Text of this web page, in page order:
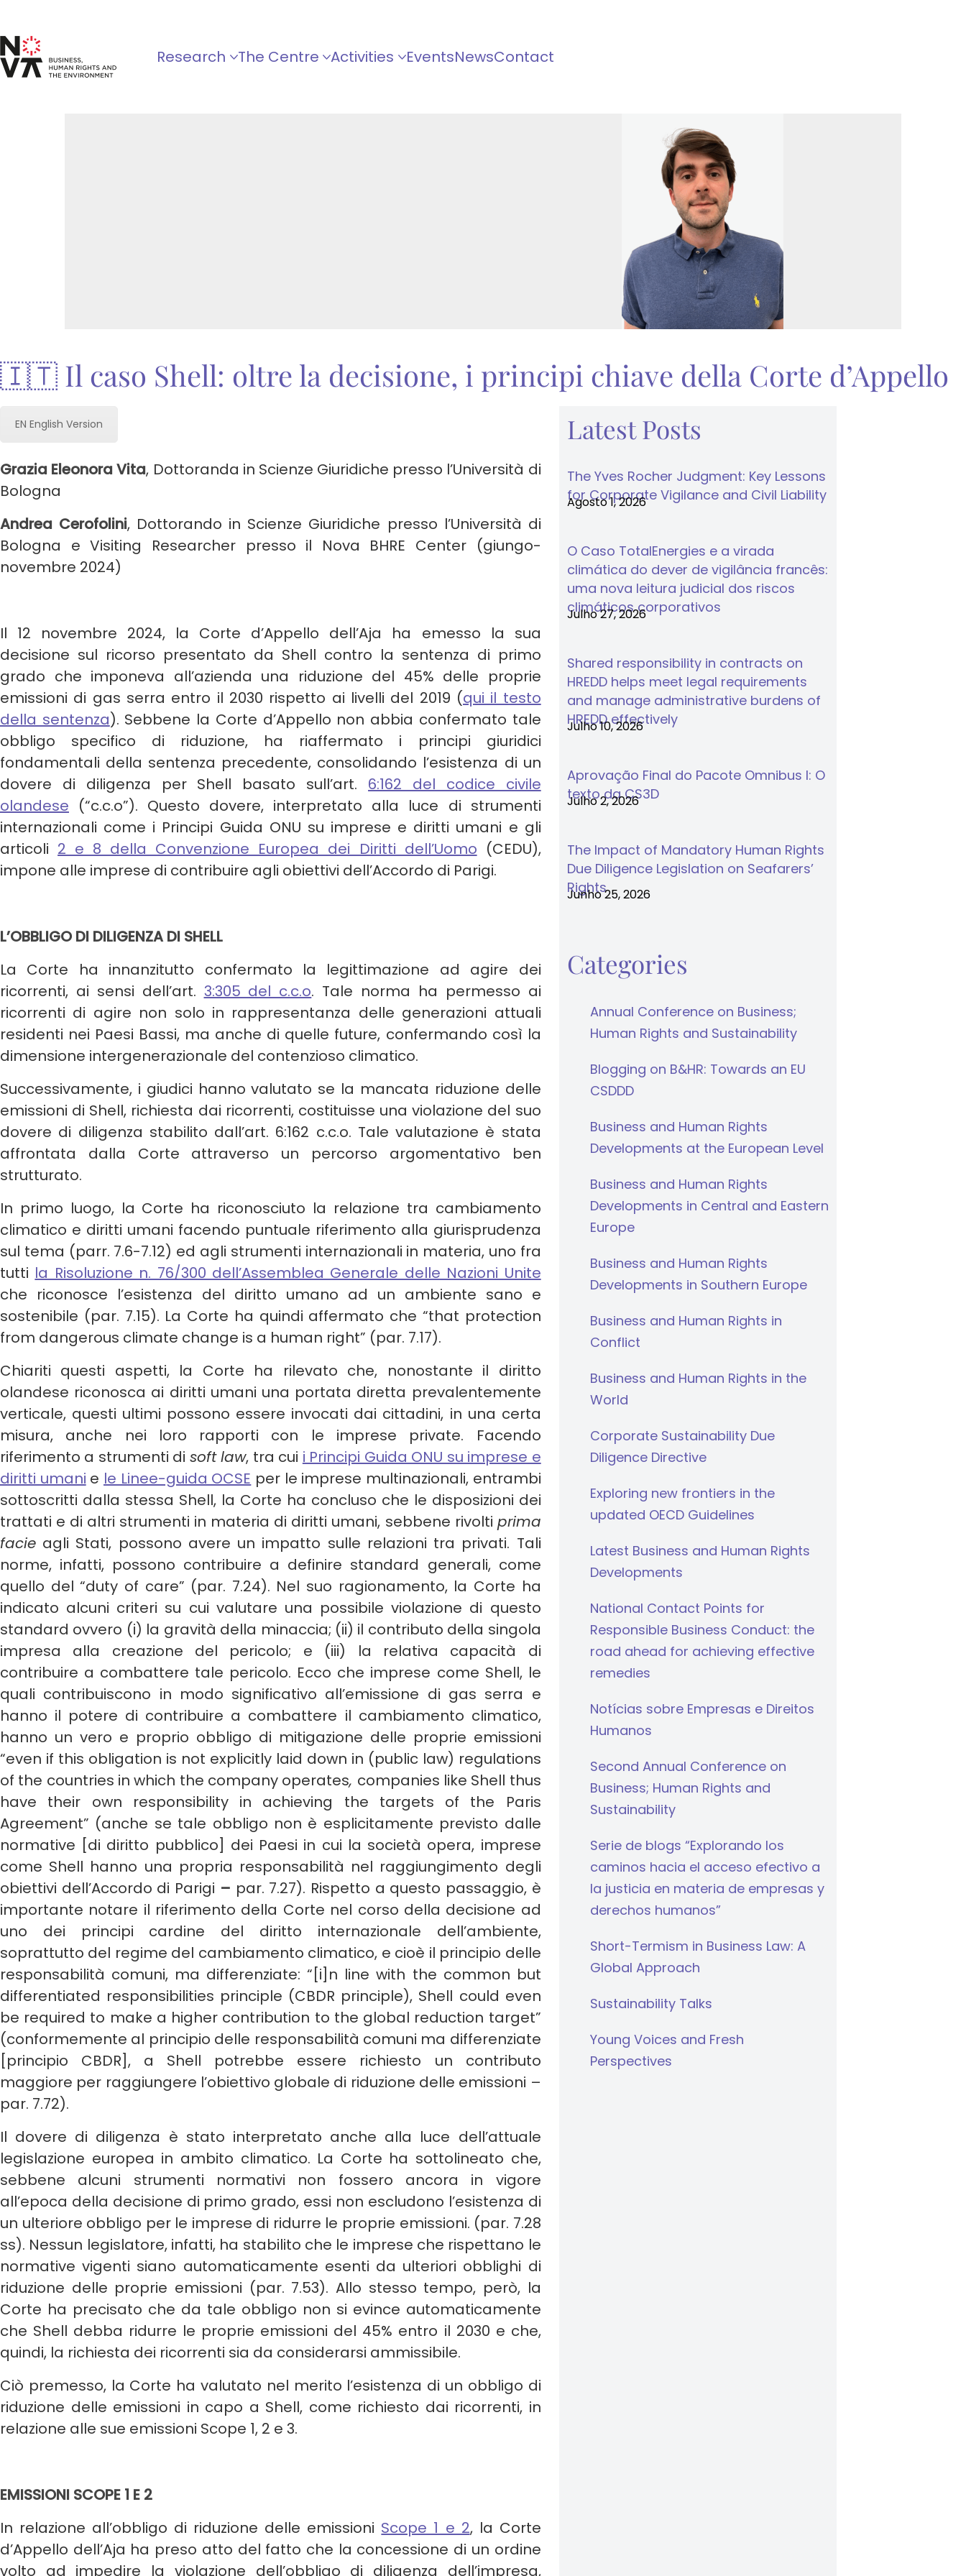
Research The Centre Activities EventsNewsContact
🇮🇹 Il caso Shell: oltre la decisione, i principi chiave della Corte d’Appello
EN English Version
Grazia Eleonora Vita, Dottoranda in Scienze Giuridiche presso l’Università di
Bologna
Andrea Cerofolini, Dottorando in Scienze Giuridiche presso l’Università di
Bologna e Visiting Researcher presso il Nova BHRE Center (giungo-
novembre 2024)
Il 12 novembre 2024, la Corte d’Appello dell’Aja ha emesso la sua
decisione sul ricorso presentato da Shell contro la sentenza di primo
grado che imponeva all’azienda una riduzione del 45% delle proprie
emissioni di gas serra entro il 2030 rispetto ai livelli del 2019 (qui il testo
della sentenza). Sebbene la Corte d’Appello non abbia confermato tale
obbligo specifico di riduzione, ha riaffermato i principi giuridici
fondamentali della sentenza precedente, consolidando l’esistenza di un
dovere di diligenza per Shell basato sull’art. 6:162 del codice civile
olandese (“c.c.o”). Questo dovere, interpretato alla luce di strumenti
internazionali come i Principi Guida ONU su imprese e diritti umani e gli
articoli 2 e 8 della Convenzione Europea dei Diritti dell’Uomo (CEDU),
impone alle imprese di contribuire agli obiettivi dell’Accordo di Parigi.
L’OBBLIGO DI DILIGENZA DI SHELL
La Corte ha innanzitutto confermato la legittimazione ad agire dei
ricorrenti, ai sensi dell’art. 3:305 del c.c.o. Tale norma ha permesso ai
ricorrenti di agire non solo in rappresentanza delle generazioni attuali
residenti nei Paesi Bassi, ma anche di quelle future, confermando così la
dimensione intergenerazionale del contenzioso climatico.
Successivamente, i giudici hanno valutato se la mancata riduzione delle
emissioni di Shell, richiesta dai ricorrenti, costituisse una violazione del suo
dovere di diligenza stabilito dall’art. 6:162 c.c.o. Tale valutazione è stata
affrontata dalla Corte attraverso un percorso argomentativo ben
strutturato.
In primo luogo, la Corte ha riconosciuto la relazione tra cambiamento
climatico e diritti umani facendo puntuale riferimento alla giurisprudenza
sul tema (parr. 7.6-7.12) ed agli strumenti internazionali in materia, uno fra
tutti la Risoluzione n. 76/300 dell’Assemblea Generale delle Nazioni Unite
che riconosce l’esistenza del diritto umano ad un ambiente sano e
sostenibile (par. 7.15). La Corte ha quindi affermato che “that protection
from dangerous climate change is a human right” (par. 7.17).
Chiariti questi aspetti, la Corte ha rilevato che, nonostante il diritto
olandese riconosca ai diritti umani una portata diretta prevalentemente
verticale, questi ultimi possono essere invocati dai cittadini, in una certa
misura, anche nei loro rapporti con le imprese private. Facendo
riferimento a strumenti di soft law, tra cui i Principi Guida ONU su imprese e
diritti umani e le Linee-guida OCSE per le imprese multinazionali, entrambi
sottoscritti dalla stessa Shell, la Corte ha concluso che le disposizioni dei
trattati e di altri strumenti in materia di diritti umani, sebbene rivolti prima
facie agli Stati, possono avere un impatto sulle relazioni tra privati. Tali
norme, infatti, possono contribuire a definire standard generali, come
quello del “duty of care” (par. 7.24). Nel suo ragionamento, la Corte ha
indicato alcuni criteri su cui valutare una possibile violazione di questo
standard ovvero (i) la gravità della minaccia; (ii) il contributo della singola
impresa alla creazione del pericolo; e (iii) la relativa capacità di
contribuire a combattere tale pericolo. Ecco che imprese come Shell, le
quali contribuiscono in modo significativo all’emissione di gas serra e
hanno il potere di contribuire a combattere il cambiamento climatico,
hanno un vero e proprio obbligo di mitigazione delle proprie emissioni
“even if this obligation is not explicitly laid down in (public law) regulations
of the countries in which the company operates, companies like Shell thus
have their own responsibility in achieving the targets of the Paris
Agreement” (anche se tale obbligo non è esplicitamente previsto dalle
normative [di diritto pubblico] dei Paesi in cui la società opera, imprese
come Shell hanno una propria responsabilità nel raggiungimento degli
obiettivi dell’Accordo di Parigi – par. 7.27). Rispetto a questo passaggio, è
importante notare il riferimento della Corte nel corso della decisione ad
uno dei principi cardine del diritto internazionale dell’ambiente,
soprattutto del regime del cambiamento climatico, e cioè il principio delle
responsabilità comuni, ma differenziate: “[i]n line with the common but
differentiated responsibilities principle (CBDR principle), Shell could even
be required to make a higher contribution to the global reduction target”
(conformemente al principio delle responsabilità comuni ma differenziate
[principio CBDR], a Shell potrebbe essere richiesto un contributo
maggiore per raggiungere l’obiettivo globale di riduzione delle emissioni –
par. 7.72).
Il dovere di diligenza è stato interpretato anche alla luce dell’attuale
legislazione europea in ambito climatico. La Corte ha sottolineato che,
sebbene alcuni strumenti normativi non fossero ancora in vigore
all’epoca della decisione di primo grado, essi non escludono l’esistenza di
un ulteriore obbligo per le imprese di ridurre le proprie emissioni. (par. 7.28
ss). Nessun legislatore, infatti, ha stabilito che le imprese che rispettano le
normative vigenti siano automaticamente esenti da ulteriori obblighi di
riduzione delle proprie emissioni (par. 7.53). Allo stesso tempo, però, la
Corte ha precisato che da tale obbligo non si evince automaticamente
che Shell debba ridurre le proprie emissioni del 45% entro il 2030 e che,
quindi, la richiesta dei ricorrenti sia da considerarsi ammissibile.
Ciò premesso, la Corte ha valutato nel merito l’esistenza di un obbligo di
riduzione delle emissioni in capo a Shell, come richiesto dai ricorrenti, in
relazione alle sue emissioni Scope 1, 2 e 3.
EMISSIONI SCOPE 1 E 2
In relazione all’obbligo di riduzione delle emissioni Scope 1 e 2, la Corte
d’Appello dell’Aja ha preso atto del fatto che la concessione di un ordine
volto ad impedire la violazione dell’obbligo di diligenza dell’impresa,
Latest Posts
The Yves Rocher Judgment: Key Lessons
for Corporate Vigilance and Civil Liability
Agosto 1, 2026
O Caso TotalEnergies e a virada
climática do dever de vigilância francês:
uma nova leitura judicial dos riscos
climáticos corporativos
Julho 27, 2026
Shared responsibility in contracts on
HREDD helps meet legal requirements
and manage administrative burdens of
HREDD effectively
Julho 10, 2026
Aprovação Final do Pacote Omnibus I: O
texto da CS3D
Julho 2, 2026
The Impact of Mandatory Human Rights
Due Diligence Legislation on Seafarers’
Rights
Junho 25, 2026
Categories
Annual Conference on Business;
Human Rights and Sustainability
Blogging on B&HR: Towards an EU
CSDDD
Business and Human Rights
Developments at the European Level
Business and Human Rights
Developments in Central and Eastern
Europe
Business and Human Rights
Developments in Southern Europe
Business and Human Rights in
Conflict
Business and Human Rights in the
World
Corporate Sustainability Due
Diligence Directive
Exploring new frontiers in the
updated OECD Guidelines
Latest Business and Human Rights
Developments
National Contact Points for
Responsible Business Conduct: the
road ahead for achieving effective
remedies
Notícias sobre Empresas e Direitos
Humanos
Second Annual Conference on
Business; Human Rights and
Sustainability
Serie de blogs “Explorando los
caminos hacia el acceso efectivo a
la justicia en materia de empresas y
derechos humanos”
Short-Termism in Business Law: A
Global Approach
Sustainability Talks
Young Voices and Fresh
Perspectives